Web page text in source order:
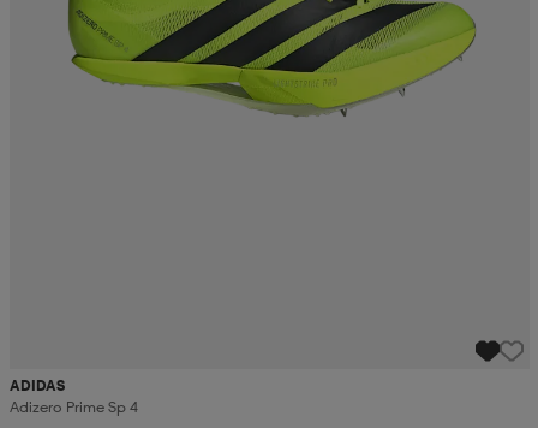
ADIDAS
Adizero Prime Sp 4